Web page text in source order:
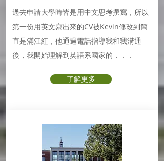
過去申請大學時皆是用中文思考撰寫，所以
第一份用英文寫出來的CV被Kevin修改到簡
直是滿江紅，他通過電話指導我和我溝通
後，我開始理解到英語系國家的．．．
了解更多